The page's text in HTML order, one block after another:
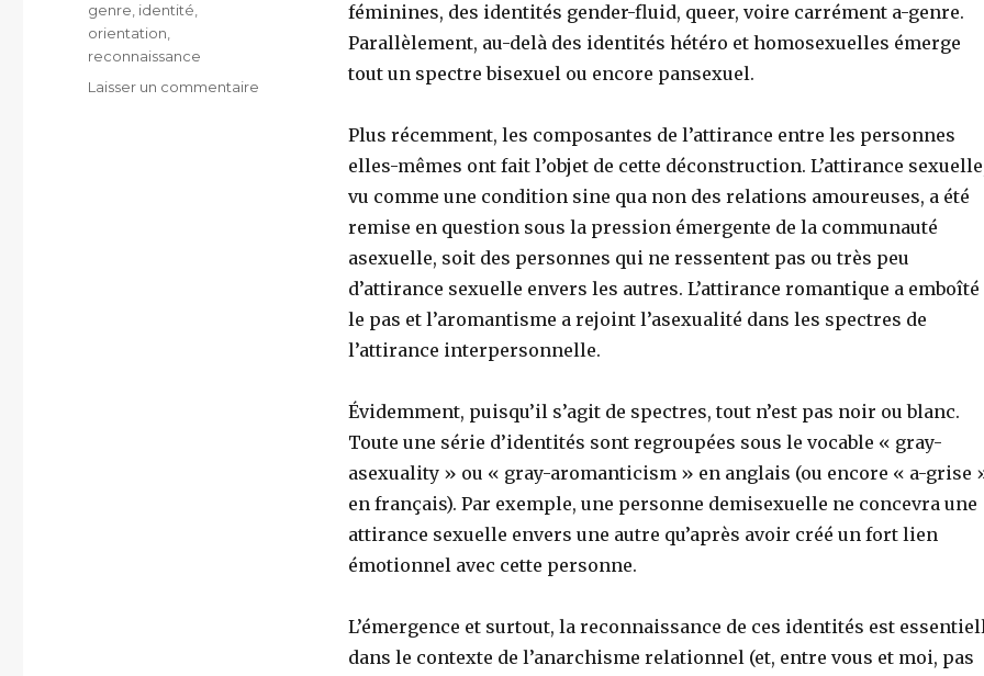
féminines, des identités gender-fluid, queer, voire carrément a-genre.
Parallèlement, au-delà des identités hétéro et homosexuelles émerge
tout un spectre bisexuel ou encore pansexuel.
Plus récemment, les composantes de l’attirance entre les personnes
elles-mêmes ont fait l’objet de cette déconstruction. L’attirance
vu comme une condition sine qua non des relations amoureuses, a été
remise en question sous la pression émergente de la communauté
asexuelle, soit des personnes qui ne ressentent pas ou très peu
d’attirance sexuelle envers les autres. L’attirance romantique a emboîté
le pas et l’aromantisme a rejoint l’asexualité dans les spectres de
l’attirance interpersonnelle.
Évidemment, puisqu’il s’agit de spectres, tout n’est pas noir ou blanc.
Toute une série d’identités sont regroupées sous le vocable « gray-
asexuality » ou « gray-aromanticism » en anglais (ou encore « a-grise
en français). Par exemple, une personne demisexuelle ne concevra une
attirance sexuelle envers une autre qu’après avoir créé un fort lien
émotionnel avec cette personne.
L’émergence et surtout, la reconnaissance de ces identités est
dans le contexte de l’anarchisme relationnel (et, entre vous et moi, pas
genre identité
orientation
reconnaissance
Laisser un commentaire